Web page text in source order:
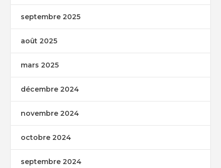
septembre 2025
août 2025
mars 2025
décembre 2024
novembre 2024
octobre 2024
septembre 2024